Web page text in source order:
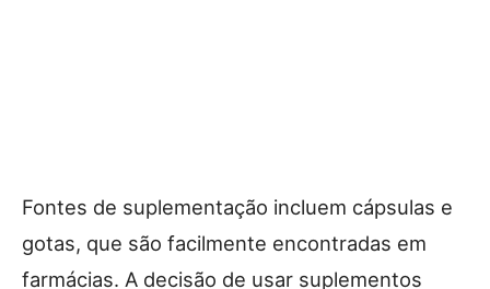
Fontes de suplementação incluem cápsulas e
gotas, que são facilmente encontradas em
farmácias. A decisão de usar suplementos